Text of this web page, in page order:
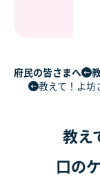
府民の皆さまへ
教えて！よ
教え
口の